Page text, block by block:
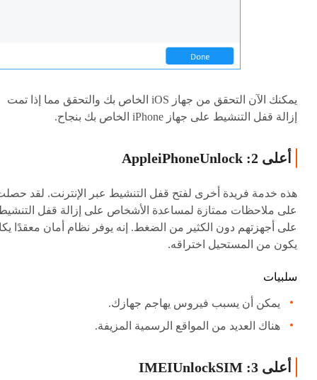
يمكنك الآن التحقق من جهاز iOS الخاص بك والتحقق مما إذا تمت
إزالة قفل التنشيط على جهاز iPhone الخاص بك بنجاح.
أعلى 2: AppleiPhoneUnlock
هذه خدمة فريدة أخرى لفتح قفل التنشيط عبر الإنترنت. لقد
على ملاحظات ممتازة لمساعدة الأشخاص على إزالة قفل
على أجهزتهم دون الكثير من الضغط. إنه يوفر نظام أمان معقدًا
يكون من المستحيل اختراقه.
سلبيات
يمكن أن يسبب فيروس يهاجم جهازك.
هناك العديد من المواقع الرسمية المزيفة.
أعلى 3: IMEIUnlockSIM